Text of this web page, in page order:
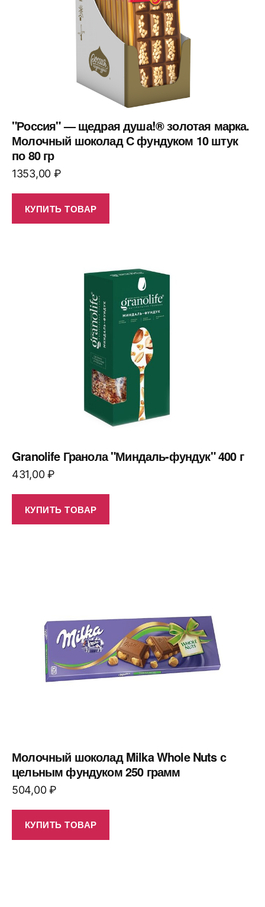
"Россия" — щедрая душа!® золотая марка.
Молочный шоколад С фундуком 10 штук
по 80 гр
1353,00 ₽
КУПИТЬ ТОВАР
Granolife Гранола "Миндаль-фундук" 400 г
431,00₽
КУПИТЬ ТОВАР
Молочный шоколад Milka Whole Nuts с
цельным фундуком 250 грамм
504,00₽
КУПИТЬ ТОВАР